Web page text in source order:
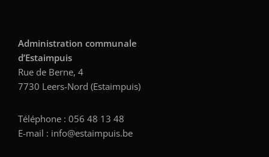
Administration communale
d’Estaimpuis
Rue de Berne, 4
7730 Leers-Nord (Estaimpuis)
Téléphone : 056 48 13 48
E-mail : info@estaimpuis.be